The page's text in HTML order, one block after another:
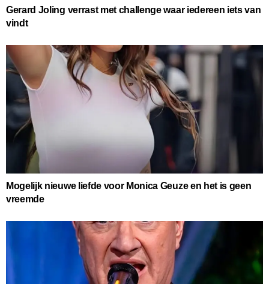
Gerard Joling verrast met challenge waar iedereen iets van
vindt
Mogelijk nieuwe liefde voor Monica Geuze en het is geen
vreemde